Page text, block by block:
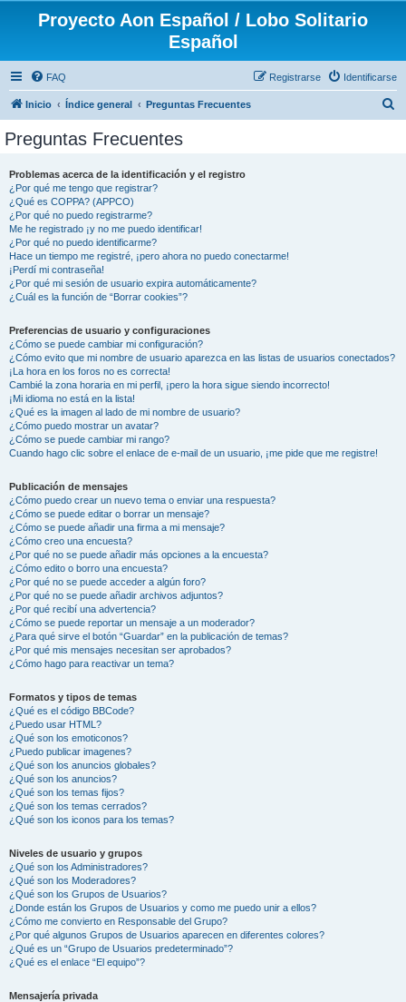
Proyecto Aon Español / Lobo Solitario
Español
FAQ Identificarse
Registrarse
Inicio Índice general Preguntas Frecuentes
Preguntas Frecuentes
Problemas acerca de la identificación y el registro
¿Por qué me tengo que registrar?
¿Qué es COPPA? (APPCO)
¿Por qué no puedo registrarme?
Me he registrado ¡y no me puedo identificar!
¿Por qué no puedo identificarme?
Hace un tiempo me registré, ¡pero ahora no puedo conectarme!
¡Perdí mi contraseña!
¿Por qué mi sesión de usuario expira automáticamente?
¿Cuál es la función de “Borrar cookies”?
Preferencias de usuario y configuraciones
¿Cómo se puede cambiar mi configuración?
¿Cómo evito que mi nombre de usuario aparezca en las listas de usuarios conectados?
¡La hora en los foros no es correcta!
Cambié la zona horaria en mi perfil, ¡pero la hora sigue siendo incorrecto!
¡Mi idioma no está en la lista!
¿Qué es la imagen al lado de mi nombre de usuario?
¿Cómo puedo mostrar un avatar?
¿Cómo se puede cambiar mi rango?
Cuando hago clic sobre el enlace de e-mail de un usuario, ¡me pide que me registre!
Publicación de mensajes
¿Cómo puedo crear un nuevo tema o enviar una respuesta?
¿Cómo se puede editar o borrar un mensaje?
¿Cómo se puede añadir una firma a mi mensaje?
¿Cómo creo una encuesta?
¿Por qué no se puede añadir más opciones a la encuesta?
¿Cómo edito o borro una encuesta?
¿Por qué no se puede acceder a algún foro?
¿Por qué no se puede añadir archivos adjuntos?
¿Por qué recibí una advertencia?
¿Cómo se puede reportar un mensaje a un moderador?
¿Para qué sirve el botón “Guardar” en la publicación de temas?
¿Por qué mis mensajes necesitan ser aprobados?
¿Cómo hago para reactivar un tema?
Formatos y tipos de temas
¿Qué es el código BBCode?
¿Puedo usar HTML?
¿Qué son los emoticonos?
¿Puedo publicar imagenes?
¿Qué son los anuncios globales?
¿Qué son los anuncios?
¿Qué son los temas fijos?
¿Qué son los temas cerrados?
¿Qué son los iconos para los temas?
Niveles de usuario y grupos
¿Qué son los Administradores?
¿Qué son los Moderadores?
¿Qué son los Grupos de Usuarios?
¿Donde están los Grupos de Usuarios y como me puedo unir a ellos?
¿Cómo me convierto en Responsable del Grupo?
¿Por qué algunos Grupos de Usuarios aparecen en diferentes colores?
¿Qué es un “Grupo de Usuarios predeterminado”?
¿Qué es el enlace “El equipo”?
Mensajería privada